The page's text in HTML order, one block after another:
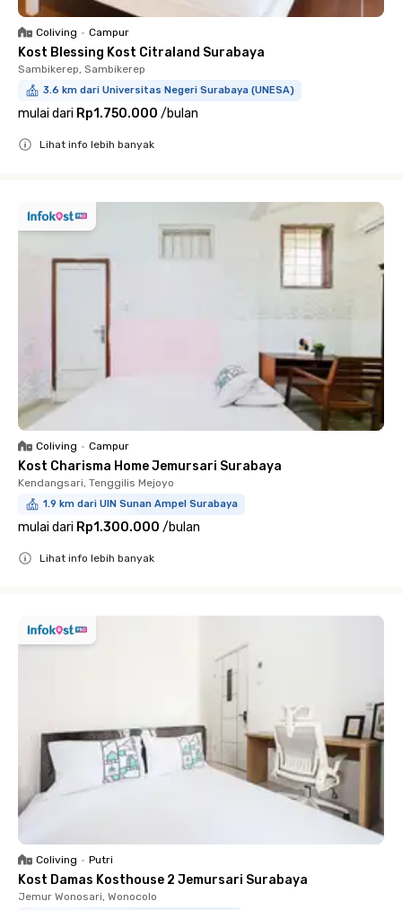
Coliving • Campur
Kost Blessing Kost Citraland Surabaya
Sambikerep, Sambikerep
3.6 km dari Universitas Negeri Surabaya (UNESA)
mulai dari Rp1.750.000 /bulan
Lihat info lebih banyak
Coliving • Campur
Kost Charisma Home Jemursari Surabaya
Kendangsari, Tenggilis Mejoyo
1.9 km dari UIN Sunan Ampel Surabaya
mulai dari Rp1.300.000 /bulan
Lihat info lebih banyak
Coliving • Putri
Kost Damas Kosthouse 2 Jemursari Surabaya
Jemur Wonosari, Wonocolo